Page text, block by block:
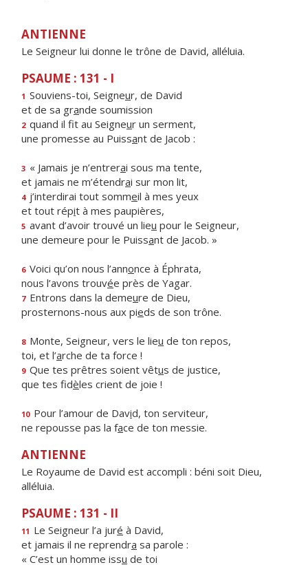
ANTIENNE
Le Seigneur lui donne le trône de David, alléluia.
PSAUME : 131 - I
1 Souviens-toi, Seigneur, de David
et de sa grande soumission
2 quand il fit au Seigneur un serment,
une promesse au Puissant de Jacob :
3 « Jamais je n’entrerai sous ma tente,
et jamais ne m’étendrai sur mon lit,
4 j’interdirai tout sommeil à mes yeux
et tout répit à mes paupières,
5 avant d’avoir trouvé un lieu pour le Seigneur,
une demeure pour le Puissant de Jacob. »
6 Voici qu’on nous l’annonce à Éphrata,
nous l’avons trouvée près de Yagar.
7 Entrons dans la demeure de Dieu,
prosternons-nous aux pieds de son trône.
8 Monte, Seigneur, vers le lieu de ton repos,
toi, et l’arche de ta force !
9 Que tes prêtres soient vêtus de justice,
que tes fidèles crient de joie !
10 Pour l’amour de David, ton serviteur,
ne repousse pas la face de ton messie.
ANTIENNE
Le Royaume de David est accompli : béni soit Dieu,
alléluia.
PSAUME : 131 - II
11 Le Seigneur l’a juré à David,
et jamais il ne reprendra sa parole :
« C’est un homme issu de toi